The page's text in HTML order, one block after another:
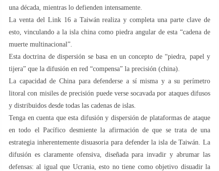
una década, mientras lo defienden intensamente.
La venta del Link 16 a Taiwán realiza y completa una parte clave de
esto, vinculando a la isla china como piedra angular de esta “cadena de
muerte multinacional”.
Esta doctrina de dispersión se basa en un concepto de “piedra, papel y
tijera” que la difusión en red “compensa” la precisión (china).
La capacidad de China para defenderse a sí misma y a su perímetro
litoral con misiles de precisión puede verse socavada por ataques difusos
y distribuidos desde todas las cadenas de islas.
Tenga en cuenta que esta difusión y dispersión de plataformas de ataque
en todo el Pacífico desmiente la afirmación de que se trata de una
estrategia inherentemente disuasoria para defender la isla de Taiwán. La
difusión es claramente ofensiva, diseñada para invadir y abrumar las
defensas: al igual que Ucrania, esto no tiene como objetivo disuadir la